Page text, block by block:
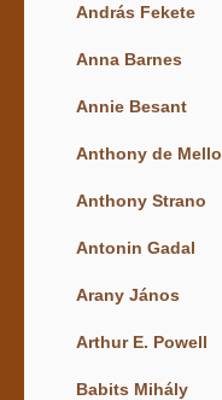
András Fekete
Anna Barnes
Annie Besant
Anthony de Mello
Anthony Strano
Antonin Gadal
Arany János
Arthur E. Powell
Babits Mihály